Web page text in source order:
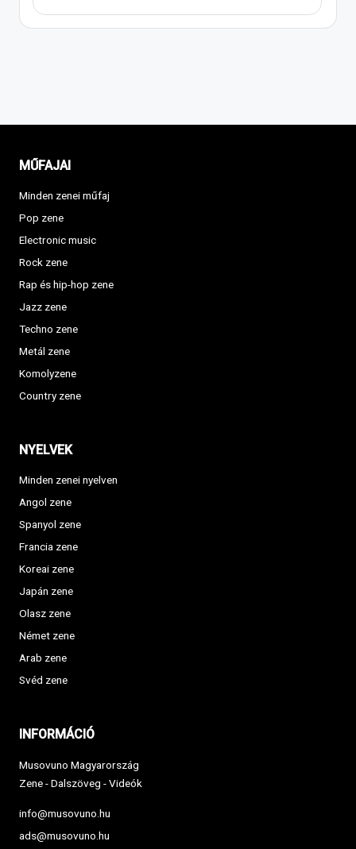
MŰFAJAI
Minden zenei műfaj
Pop zene
Electronic music
Rock zene
Rap és hip-hop zene
Jazz zene
Techno zene
Metál zene
Komolyzene
Country zene
NYELVEK
Minden zenei nyelven
Angol zene
Spanyol zene
Francia zene
Koreai zene
Japán zene
Olasz zene
Német zene
Arab zene
Svéd zene
INFORMÁCIÓ
Musovuno Magyarország
Zene - Dalszöveg - Videók
info@musovuno.hu
ads@musovuno.hu